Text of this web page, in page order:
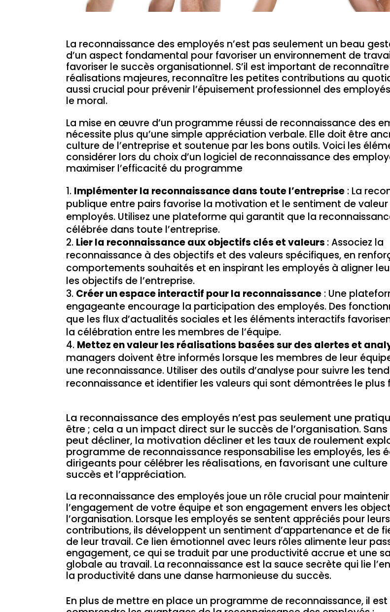
La reconnaissance des employés n’est pas seulement un beau
d’un aspect fondamental pour favoriser un environnement de
favoriser le succès organisationnel. S’il est important de
réalisations majeures, reconnaître les petites contributions au
aussi crucial pour prévenir l’épuisement professionnel des
le moral.
La mise en œuvre d’un programme réussi de reconnaissance des
nécessite plus qu’une simple appréciation verbale. Elle doit être
culture de l’entreprise et soutenue par les bons outils. Voici les
considérer lors du choix d’un logiciel de reconnaissance des
maximiser l’efficacité du programme
Implémenter la reconnaissance dans toute l’entreprise : La
publique entre pairs favorise la motivation et le sentiment de
employés. Utilisez une plateforme qui garantit que la
célébrée dans toute l’entreprise.
Lier la reconnaissance aux objectifs clés et valeurs : Associez la
reconnaissance à des objectifs et des valeurs spécifiques, en
comportements souhaités et en inspirant les employés à aligner
les objectifs de l’entreprise.
Créer un espace interactif pour la reconnaissance : Une
engageante encourage la participation des employés. Des
que les flux d’actualités sociales et les éléments interactifs
la célébration entre les membres de l’équipe.
Mettez en valeur les réalisations basées sur des alertes et
managers doivent être informés lorsque les membres de leur
une reconnaissance. Utiliser des outils d’analyse pour suivre les
reconnaissance et identifier les valeurs qui sont démontrées le
La reconnaissance des employés n’est pas seulement une
être ; cela a un impact direct sur le succès de l’organisation.
peut décliner, la motivation décliner et les taux de roulement
programme de reconnaissance responsabilise les employés, les
dirigeants pour célébrer les réalisations, en favorisant une culture
succès et l’appréciation.
La reconnaissance des employés joue un rôle crucial pour maintenir
l’engagement de votre équipe et son engagement envers les
l’organisation. Lorsque les employés se sentent appréciés pour leurs
contributions, ils développent un sentiment d’appartenance et de
de leur travail. Ce lien émotionnel avec leurs rôles alimente leur
engagement, ce qui se traduit par une productivité accrue et une
globale au travail. La reconnaissance est la sauce secrète qui lie
la productivité dans une danse harmonieuse du succès.
En plus de mettre en place un programme de reconnaissance, il